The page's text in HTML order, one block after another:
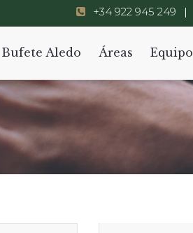
+34 922 945 249
Bufete Aledo Áreas Equipo